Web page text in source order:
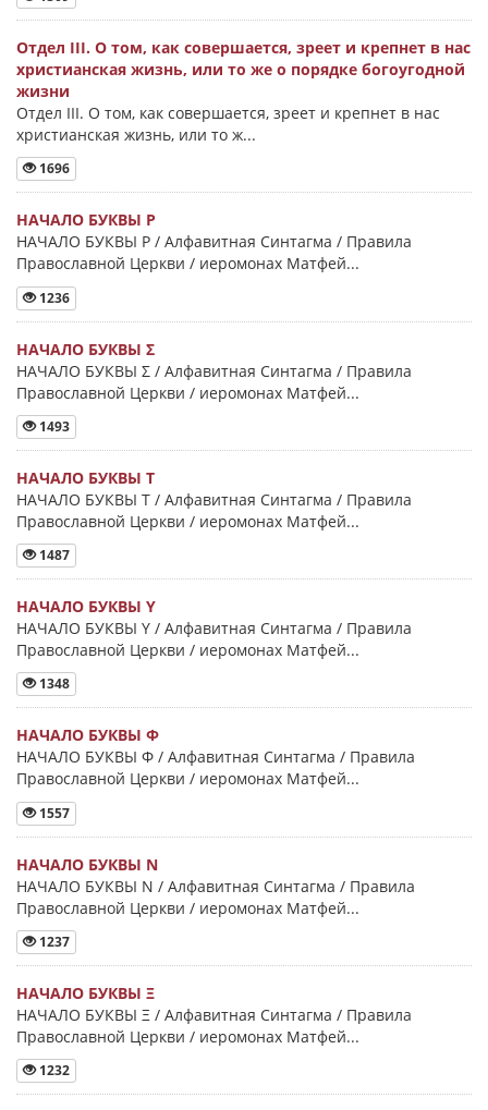
Отдел III. О том, как совершается, зреет и крепнет в нас
христианская жизнь, или то же о порядке богоугодной
жизни
Отдел III. О том, как совершается, зреет и крепнет в нас
христианская жизнь, или то ж...
1696
НАЧАЛО БУКВЫ Ρ
НАЧАЛО БУКВЫ Ρ / Алфавитная Синтагма / Правила
Православной Церкви / иеромонах Матфей...
1236
НАЧАЛО БУКВЫ Σ
НАЧАЛО БУКВЫ Σ / Алфавитная Синтагма / Правила
Православной Церкви / иеромонах Матфей...
1493
НАЧАЛО БУКВЫ Τ
НАЧАЛО БУКВЫ Τ / Алфавитная Синтагма / Правила
Православной Церкви / иеромонах Матфей...
1487
НАЧАЛО БУКВЫ Y
НАЧАЛО БУКВЫ Y / Алфавитная Синтагма / Правила
Православной Церкви / иеромонах Матфей...
1348
НАЧАЛО БУКВЫ Φ
НАЧАЛО БУКВЫ Φ / Алфавитная Синтагма / Правила
Православной Церкви / иеромонах Матфей...
1557
НАЧАЛО БУКВЫ Ν
НАЧАЛО БУКВЫ Ν / Алфавитная Синтагма / Правила
Православной Церкви / иеромонах Матфей...
1237
НАЧАЛО БУКВЫ Ξ
НАЧАЛО БУКВЫ Ξ / Алфавитная Синтагма / Правила
Православной Церкви / иеромонах Матфей...
1232